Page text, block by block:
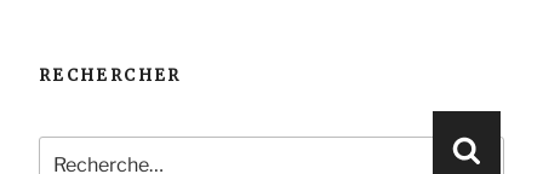
RECHERCHER
Recherche
pour